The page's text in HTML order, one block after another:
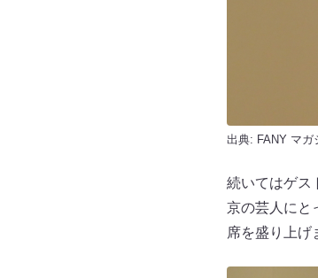
出典: FANY マガ
続いてはゲス
京の芸人にと
席を盛り上げ